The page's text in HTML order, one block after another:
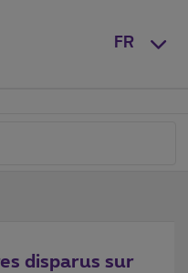
FR
disparus sur